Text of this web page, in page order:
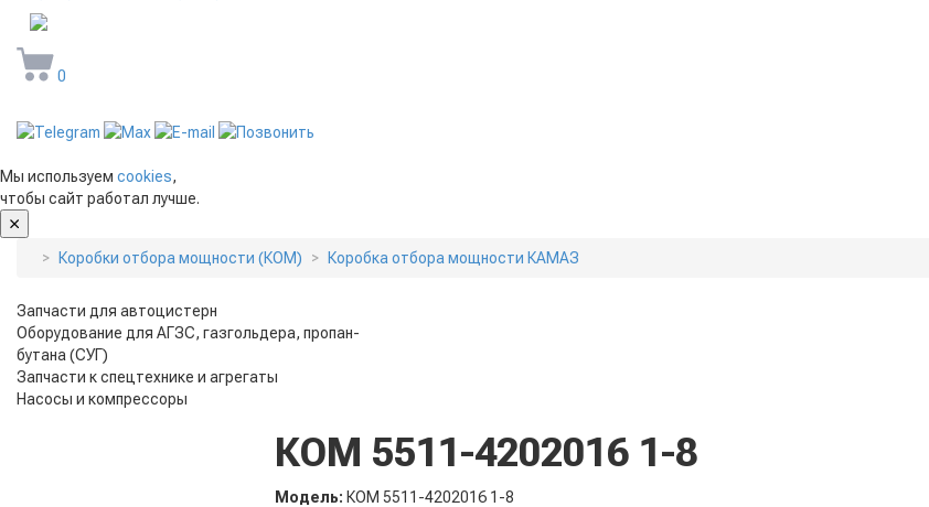
0
Мы используем cookies,
чтобы сайт работал лучше.
Коробки отбора мощности (КОМ) Коробка отбора мощности КАМАЗ
Запчасти для автоцистерн
Оборудование для АГЗС, газгольдера, пропан-
бутана (СУГ)
Запчасти к спецтехнике и агрегаты
Насосы и компрессоры
КОМ 5511-4202016 1-8
Модель: КОМ 5511-4202016 1-8